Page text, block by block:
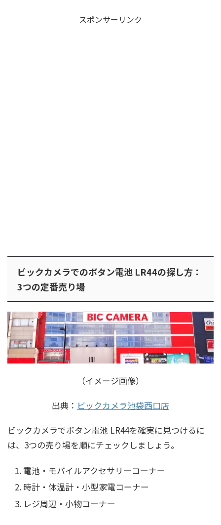
スポンサーリンク
ビックカメラでのボタン電池 LR44の探し方：
3つの定番売り場
（イメージ画像）
出典： ビックカメラ池袋西口店
ビックカメラでボタン電池 LR44を確実に見つけるに
は、3つの売り場を順にチェックしましょう。
電池・モバイルアクセサリーコーナー
時計・体温計・小型家電コーナー
レジ周辺・小物コーナー